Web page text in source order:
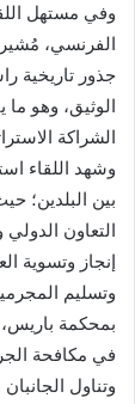
وفي مستهل
الفرنسي،
جذور تاريخية
الوثيق، وهو
الشراكة
وشهد اللقاء
بين البلدين؛
التعاون
إنجاز وتسوية
وتسليم
بمحكمة
في مكافحة
وتناول